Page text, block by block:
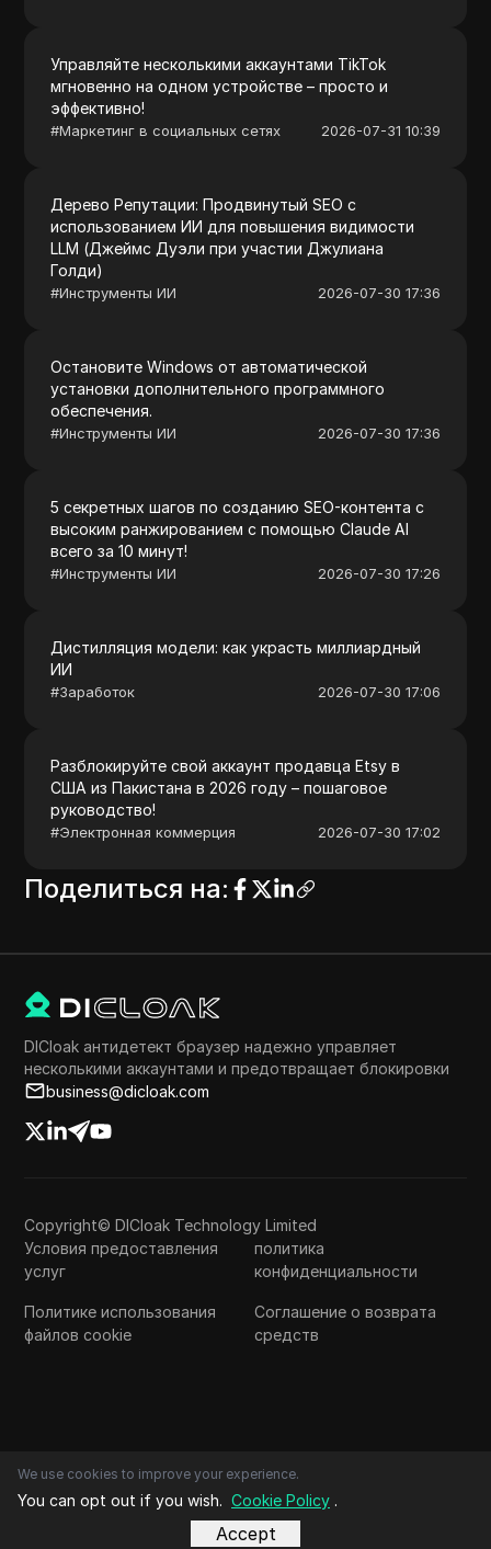
Управляйте несколькими аккаунтами TikTok
мгновенно на одном устройстве – просто и
эффективно!
#Маркетинг в социальных сетях 2026-07-31 10:39
Дерево Репутации: Продвинутый SEO с
использованием ИИ для повышения видимости
LLM (Джеймс Дуэли при участии Джулиана
Голди)
#Инструменты ИИ 2026-07-30 17:36
Остановите Windows от автоматической
установки дополнительного программного
обеспечения.
#Инструменты ИИ 2026-07-30 17:36
5 секретных шагов по созданию SEO-контента с
высоким ранжированием с помощью Claude AI
всего за 10 минут!
#Инструменты ИИ 2026-07-30 17:26
Дистилляция модели: как украсть миллиардный
ИИ
#Заработок 2026-07-30 17:06
Разблокируйте свой аккаунт продавца Etsy в
США из Пакистана в 2026 году – пошаговое
руководство!
#Электронная коммерция 2026-07-30 17:02
Поделиться на:
DICloak антидетект браузер надежно управляет
несколькими аккаунтами и предотвращает блокировки
business@dicloak.com
Copyright© DICloak Technology Limited
Условия предоставления
услуг
политика
конфиденциальности
Политике использования
файлов cookie
Соглашение о возврата
средств
We use cookies to improve your experience.
You can opt out if you wish. Cookie Policy .
Accept